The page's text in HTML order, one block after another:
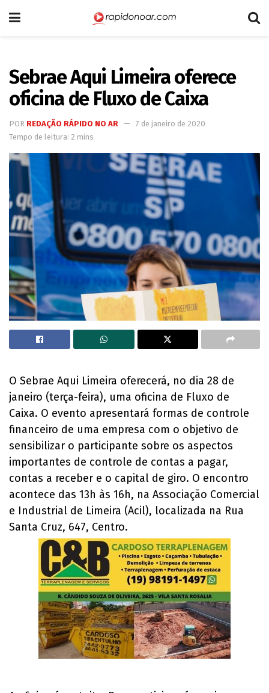
Sebrae Aqui Limeira oferece
oficina de Fluxo de Caixa
POR REDAÇÃO RÁPIDO NO AR
7 de janeiro de 2020
Tempo de leitura: 2 mins
O Sebrae Aqui Limeira oferecerá, no dia 28 de
janeiro (terça-feira), uma oficina de Fluxo de
Caixa. O evento apresentará formas de controle
financeiro de uma empresa com o objetivo de
sensibilizar o participante sobre os aspectos
importantes de controle de contas a pagar,
contas a receber e o capital de giro. O encontro
acontece das 13h às 16h, na Associação Comercial
e Industrial de Limeira (Acil), localizada na Rua
Santa Cruz, 647, Centro.